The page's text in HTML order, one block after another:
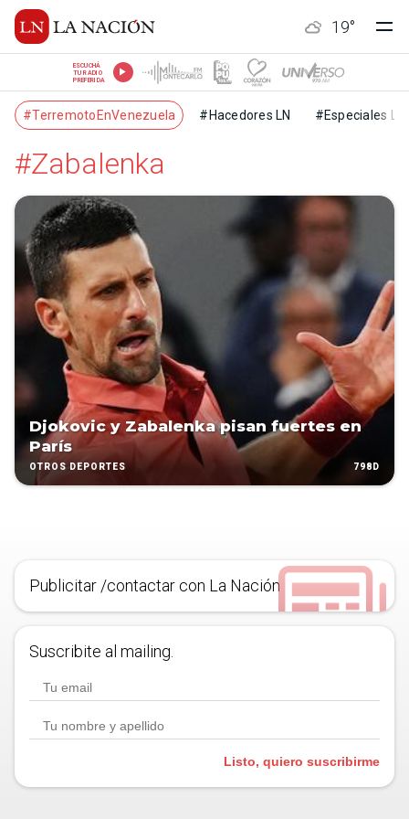
19°
ESCUCHÁ
TU RADIO
PREFERIDA
#TerremotoEnVenezuela #Hacedores LN #Especiales LN
#Zabalenka
Djokovic y Zabalenka pisan fuertes en
París
OTROS DEPORTES 798D
Publicitar /contactar con La Nación
Suscribite al mailing.
Listo, quiero suscribirme